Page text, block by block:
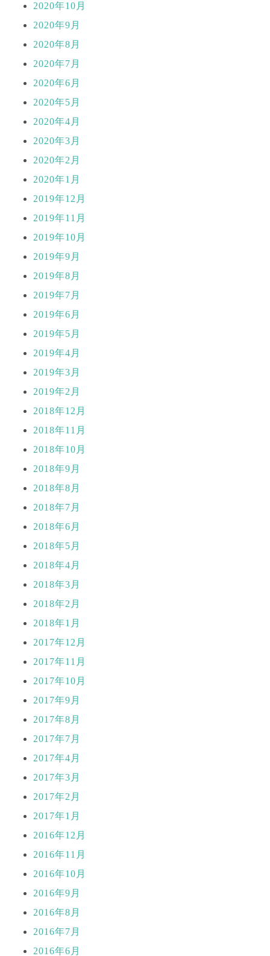
2020年10月
2020年9月
2020年8月
2020年7月
2020年6月
2020年5月
2020年4月
2020年3月
2020年2月
2020年1月
2019年12月
2019年11月
2019年10月
2019年9月
2019年8月
2019年7月
2019年6月
2019年5月
2019年4月
2019年3月
2019年2月
2018年12月
2018年11月
2018年10月
2018年9月
2018年8月
2018年7月
2018年6月
2018年5月
2018年4月
2018年3月
2018年2月
2018年1月
2017年12月
2017年11月
2017年10月
2017年9月
2017年8月
2017年7月
2017年4月
2017年3月
2017年2月
2017年1月
2016年12月
2016年11月
2016年10月
2016年9月
2016年8月
2016年7月
2016年6月